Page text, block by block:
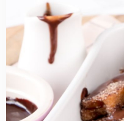
Wentelteefjessticks
chocoladesaus